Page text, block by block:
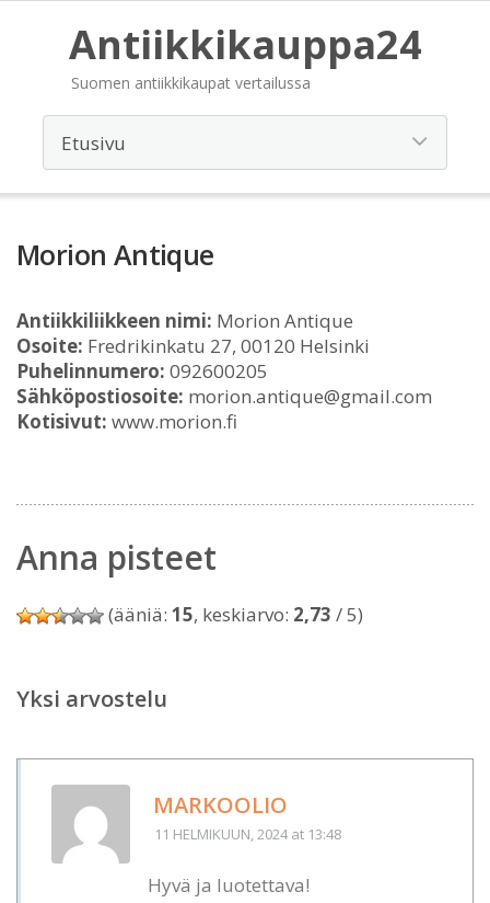
Antiikkikauppa24
Suomen antiikkikaupat vertailussa
Morion Antique
Antiikkiliikkeen nimi: Morion Antique
Osoite: Fredrikinkatu 27, 00120 Helsinki
Puhelinnumero: 092600205
Sähköpostiosoite: morion.antique@gmail.com
Kotisivut: www.morion.fi
Anna pisteet
(ääniä: 15, keskiarvo: 2,73 / 5)
Yksi arvostelu
MARKOOLIO
11 HELMIKUUN, 2024at 13:48
Hyvä ja luotettava!